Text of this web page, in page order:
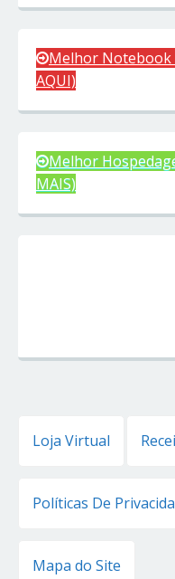
Melhor Notebook
AQUI)
Melhor
MAIS)
Loja Virtual
Políticas De
Mapa do Site